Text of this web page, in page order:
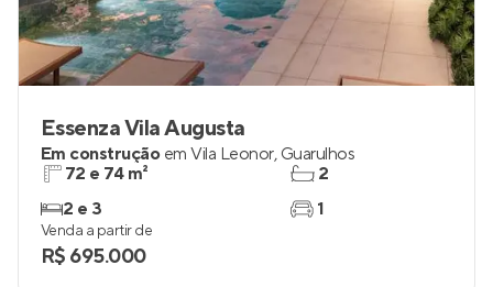
Essenza Vila Augusta
Em construção em Vila Leonor, Guarulhos
72 e 74 m²
2 e 3
2
1
Venda a partir de
R$ 695.000